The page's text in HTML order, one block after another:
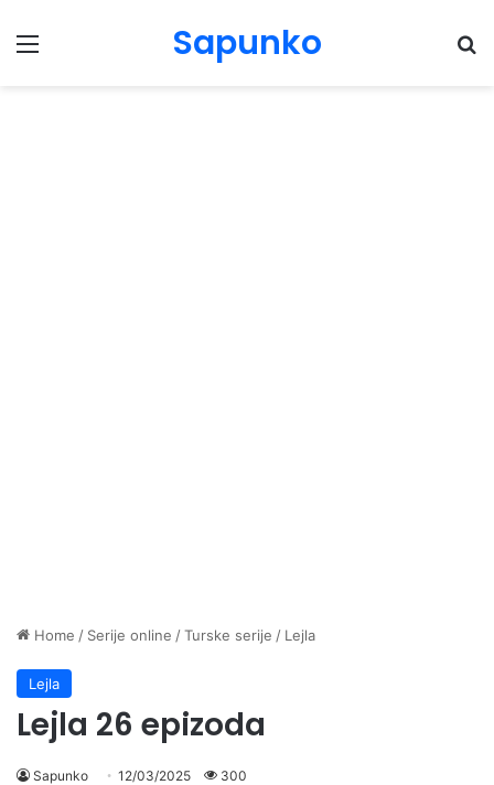
Menu Sapunko
Home / Serije online /Turske serije / Lejla
Lejla
Lejla 26 epizoda
Sapunko 12/03/2025 300